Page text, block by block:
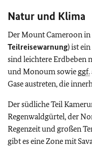
Natur und Klima
Der Mount Cameroon in
Teilreisewarnung) ist
sind leichtere Erdbeben
und Monoum sowie ggf.
Gase austreten, die
Der südliche Teil
Regenwaldgürtel, der
Regenzeit und großen
gibt es eine Zone mit